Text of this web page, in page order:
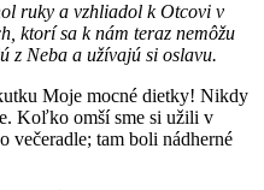
ruky a vzhliadol k Otcovi v
ktorí sa k nám teraz nemôžu
z Neba a užívajú si oslavu.
Moje mocné dietky! Nikdy
Koľko omší sme si užili v
večeradle; tam boli nádherné